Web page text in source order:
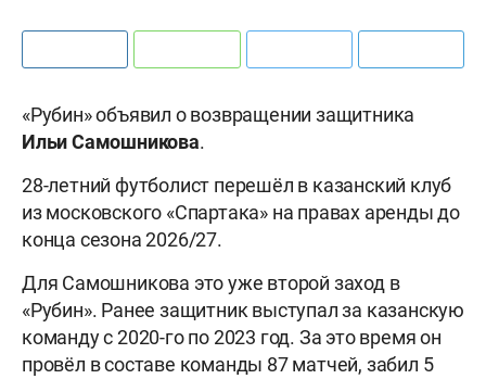
«Рубин» объявил о возвращении защитника
ИльиСамошникова.
28-летний футболист перешёл в казанский клуб
из московского «Спартака» на правах аренды до
конца сезона 2026/27.
Для Самошникова это уже второй заход в
«Рубин». Ранее защитник выступал за казанскую
команду с 2020-го по 2023 год. За это время он
провёл в составе команды 87 матчей, забил 5